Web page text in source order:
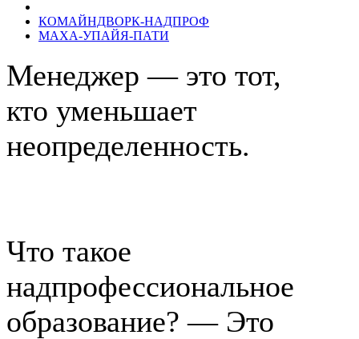
КОМАЙНДВОРК-НАДПРОФ
МАХА-УПАЙЯ-ПАТИ
Менеджер — это тот,
кто уменьшает
неопределенность.
Что такое
надпрофессиональное
образование? — Это